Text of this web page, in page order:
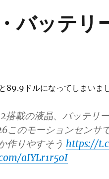
バッテリ
89.9ドルになってしまいま
搭載の液晶、バッテリ
このモーションセンサ
作りやすそう https://
aIYLr1r50I